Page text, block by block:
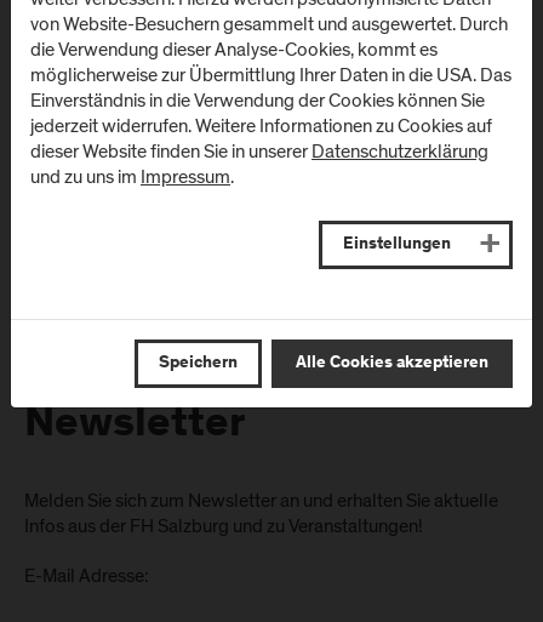
(Uniklinikum LKH)
Müllner Hauptstraße 48
A-5020Salzburg
Anfahrt & Kontakt
Schwarzach
(Kardinal
Schwarzenberg
Klinikum)
Schwarzenbergplatz 1
Pongau
Anfahrt & Kontakt
Newsletter
Melden Sie sich zum Newsletter an und erhalten Sie aktuelle
Infos aus der FH Salzburg und zu Veranstaltungen!
E-Mail Adresse:
von Website-Besuchern gesammelt und ausgewertet. Durch
die Verwendung dieser Analyse-Cookies, kommt es
möglicherweise zur Übermittlung Ihrer Daten in die USA. Das
Einverständnis in die Verwendung der Cookies können Sie
jederzeit widerrufen. Weitere Informationen zu Cookies auf
dieser Website finden Sie in unsererDatenschutzerklärung
und zu uns im Impressum.
Einstellungen
Speichern Alle Cookies akzeptieren